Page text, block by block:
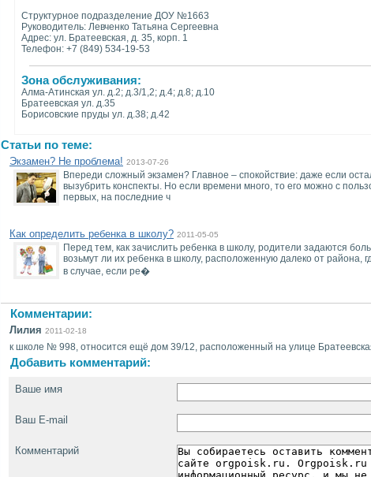
Структурное подразделение ДОУ №1663
Руководитель: Левченко Татьяна Сергеевна
Адрес: ул. Братеевская, д. 35, корп. 1
Телефон: +7 (849) 534-19-53
Зона обслуживания:
Алма-Атинская ул. д.2; д.3/1,2; д.4; д.8; д.10
Братеевская ул. д.35
Борисовские пруды ул. д.38; д.42
Статьи по теме:
Экзамен? Не проблема! 2013-07-26
Впереди сложный экзамен? Главное – спокойствие: даже если
вызубрить конспекты. Но если времени много, то его можно с
первых, на последние ч
Как определить ребенка в школу? 2011-05-05
Перед тем, как зачислить ребенка в школу, родители задаются
возьмут ли их ребенка в школу, расположенную далеко от района,
в случае, если ре�
Комментарии:
Лилия 2011-02-18
к школе № 998, относится ещё дом 39/12, расположенный на улице
Добавить комментарий:
Ваше имя
Ваш E-mail
Комментарий